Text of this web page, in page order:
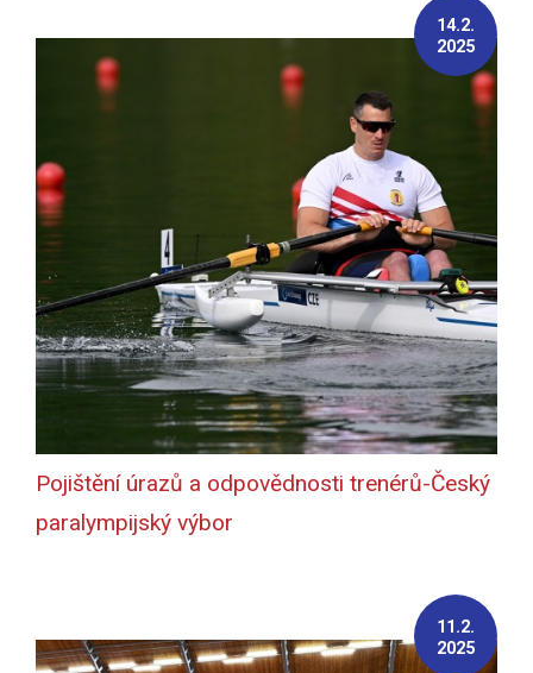
14.2.
2025
Pojištění úrazů a odpovědnosti trenérů-Český
paralympijský výbor
11.2.
2025